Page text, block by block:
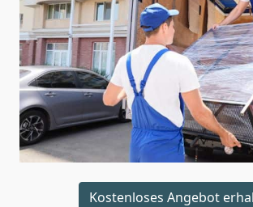
Kostenloses Angebot